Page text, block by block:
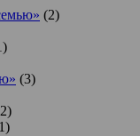
(2)
(3)